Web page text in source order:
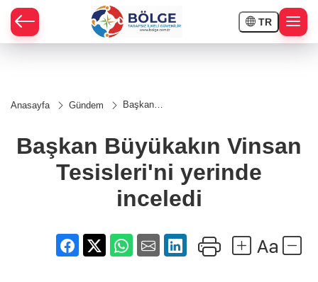
TR
Anasayfa Gündem
Başkan
Tesisleri'ni
yerinde
inceledi
Başkan Büyükakın Vinsan
Tesisleri'ni yerinde
inceledi